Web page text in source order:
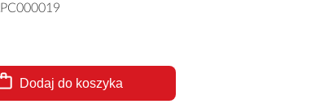
Dodaj do koszyka